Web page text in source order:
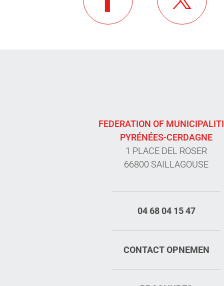
FEDERATION OF
PYRÉNÉES-CERDAGNE
1 PLACE DEL ROSER
66800 SAILLAGOUSE
04 68 04 15 47
CONTACT OPNEMEN